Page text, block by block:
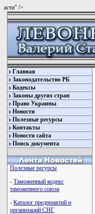
асти" />
Главная
Законодательство РБ
Кодексы
Законы других стран
Право Украины
Новости
Полезные ресурсы
Контакты
Новости сайта
Поиск документа
Полезные ресурсы
- Таможенный кодекс
таможенного союза
- Каталог предприятий и
организаций СНГ